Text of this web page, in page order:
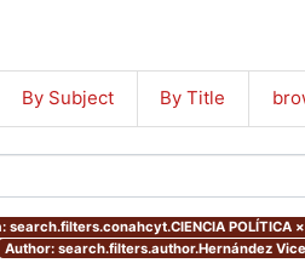
By Subject By Title
search.filters.conahcyt.CIENCIA POLÍTICA ×
Author: search.filters.author.Hernández